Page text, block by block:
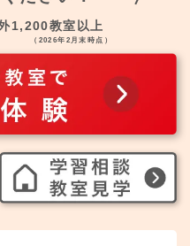
1,200教室以上
（2026年2月末時点）